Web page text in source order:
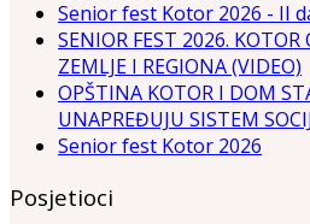
Senior fest Kotor 2026 - II
SENIOR FEST 2026.
ZEMLJE I REGIONA (VIDEO)
OPŠTINA KOTOR I DOM
UNAPREĐUJU SISTEM
Senior fest Kotor 2026
Posjetioci